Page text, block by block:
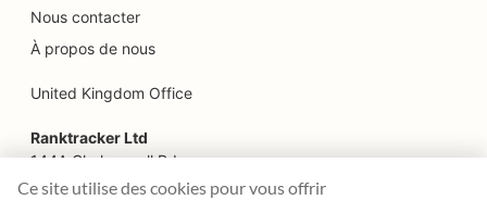
SEO pour les restaurants de la ferme à la table
SEO pour les services de lifting
SEO pour les restaurants familiaux
SEO pour la restauration rapide
SEO pour les fleuristes
Nous contacter
À propos de nous
United Kingdom Office
Ranktracker Ltd
144A Clerkenwell Rd
London, EC1R 5DF
Ce site utilise des cookies pour vous offrir